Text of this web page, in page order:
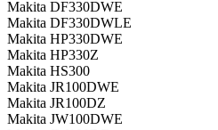
Makita DF330DWE
Makita DF330DWLE
Makita HP330DWE
Makita HP330Z
Makita HS300
Makita JR100DWE
Makita JR100DZ
Makita JW100DWE